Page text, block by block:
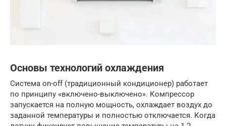
Основы технологий охлаждения
Система on-off (традиционный кондиционер) работает
по принципу «включено-выключено». Компрессор
запускается на полную мощность, охлаждает воздух до
заданной температуры и полностью отключается. Когда